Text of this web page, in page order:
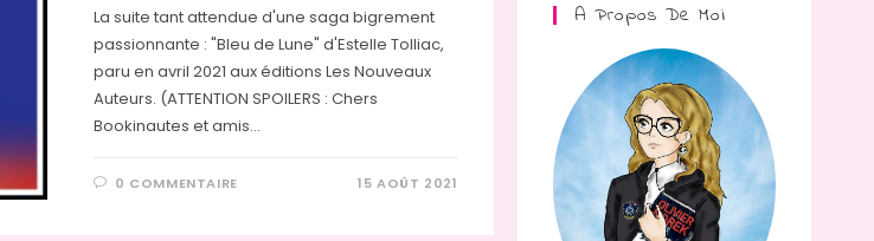
La suite tant attendue d'une saga bigrement
passionnante : "Bleu de Lune" d'Estelle Tolliac,
paru en avril 2021 aux éditions Les Nouveaux
Auteurs. (ATTENTION SPOILERS : Chers
Bookinautes et amis…
0 COMMENTAIRE 15 AOÛT 2021
A Propos De Moi